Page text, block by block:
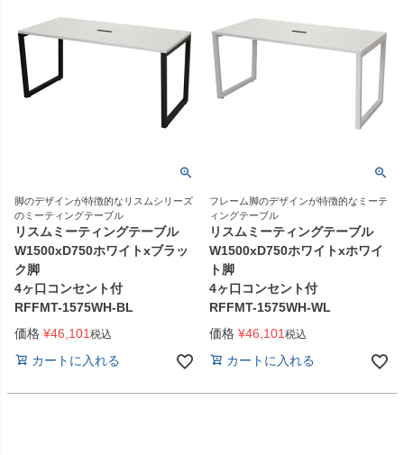
脚のデザインが特徴的なリスムシリーズ
のミーティングテーブル
リスムミーティングテーブル
W1500xD750ホワイトxブラッ
ク脚
4ヶ口コンセント付
RFFMT-1575WH-BL
価格 ¥46,101税込
カートに入れる
フレーム脚のデザインが特徴的なミーテ
ィングテーブル
リスムミーティングテーブル
W1500xD750ホワイトxホワイ
ト脚
4ヶ口コンセント付
RFFMT-1575WH-WL
価格 ¥46,101税込
カートに入れる